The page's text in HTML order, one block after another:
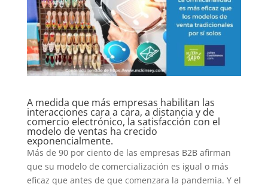
A medida que más empresas habilitan las
interacciones cara a cara, a distancia y de
comercio electrónico, la satisfacción con el
modelo de ventas ha crecido
exponencialmente.
Más de 90 por ciento de las empresas B2B afirman
que su modelo de comercialización es igual o más
eficaz que antes de que comenzara la pandemia. Y el